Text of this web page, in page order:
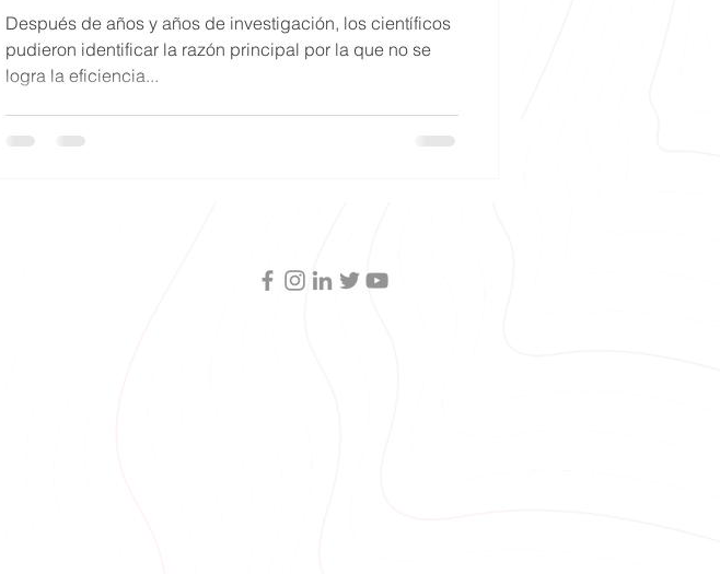
Después de años y años de investigación, los científicos
pudieron identificar la razón principal por la que no se
logra la eficiencia...